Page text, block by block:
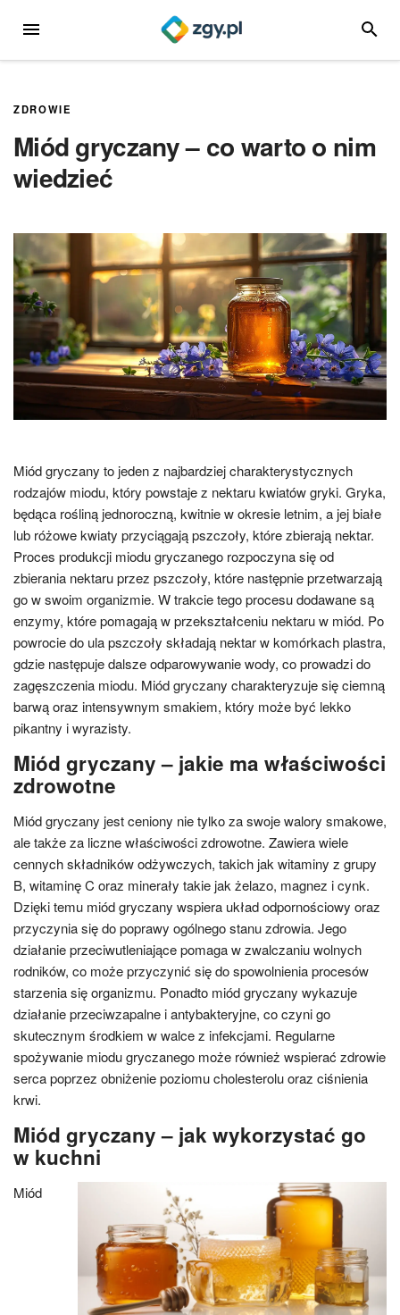
MENU
ZDROWIE
Miód gryczany – co warto o nim
wiedzieć
Miód gryczany to jeden z najbardziej charakterystycznych
rodzajów miodu, który powstaje z nektaru kwiatów gryki. Gryka,
będąca rośliną jednoroczną, kwitnie w okresie letnim, a jej białe
lub różowe kwiaty przyciągają pszczoły, które zbierają nektar.
Proces produkcji miodu gryczanego rozpoczyna się od
zbierania nektaru przez pszczoły, które następnie przetwarzają
go w swoim organizmie. W trakcie tego procesu dodawane są
enzymy, które pomagają w przekształceniu nektaru w miód. Po
powrocie do ula pszczoły składają nektar w komórkach plastra,
gdzie następuje dalsze odparowywanie wody, co prowadzi do
zagęszczenia miodu. Miód gryczany charakteryzuje się ciemną
barwą oraz intensywnym smakiem, który może być lekko
pikantny i wyrazisty.
Miód gryczany – jakie ma właściwości
zdrowotne
Miód gryczany jest ceniony nie tylko za swoje walory smakowe,
ale także za liczne właściwości zdrowotne. Zawiera wiele
cennych składników odżywczych, takich jak witaminy z grupy
B, witaminę C oraz minerały takie jak żelazo, magnez i cynk.
Dzięki temu miód gryczany wspiera układ odpornościowy oraz
przyczynia się do poprawy ogólnego stanu zdrowia. Jego
działanie przeciwutleniające pomaga w zwalczaniu wolnych
rodników, co może przyczynić się do spowolnienia procesów
starzenia się organizmu. Ponadto miód gryczany wykazuje
działanie przeciwzapalne i antybakteryjne, co czyni go
skutecznym środkiem w walce z infekcjami. Regularne
spożywanie miodu gryczanego może również wspierać zdrowie
serca poprzez obniżenie poziomu cholesterolu oraz ciśnienia
krwi.
Miód gryczany – jak wykorzystać go
w kuchni
Miód